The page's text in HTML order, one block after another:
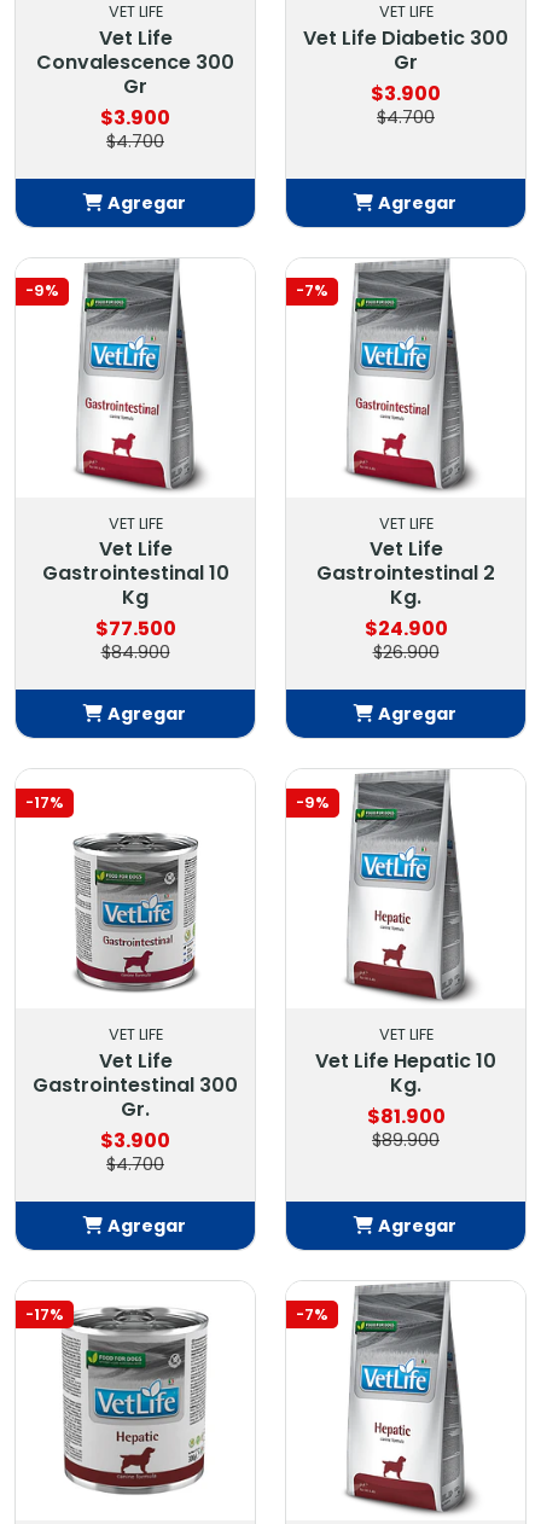
VET LIFE
Vet Life
Convalescence 300
Gr
$3.900
$4.700
Agregar
VET LIFE
Vet Life Diabetic 300
Gr
$3.900
$4.700
Agregar
-9%
VET LIFE
Vet Life
Gastrointestinal 10
Kg
$77.500
$84.900
Agregar
Añadido
-7%
VET LIFE
Vet Life
Gastrointestinal 2
Kg.
$24.900
$26.900
Agregar
Añadido
-17%
VET LIFE
Vet Life
Gastrointestinal 300
Gr.
$3.900
$4.700
Agregar
-9%
VET LIFE
Vet Life Hepatic 10
Kg.
$81.900
$89.900
Agregar
-17% -7%